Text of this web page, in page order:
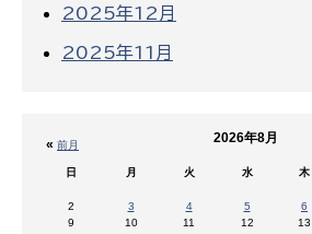
2025年12月
2025年11月
« 前月 2026年8月
日 月 火 水 木
2
3 4 5 6
9
10 11 12 13